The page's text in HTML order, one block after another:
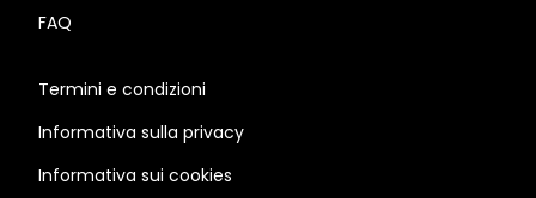
FAQ
Termini e condizioni
Informativa sulla privacy
Informativa sui cookies